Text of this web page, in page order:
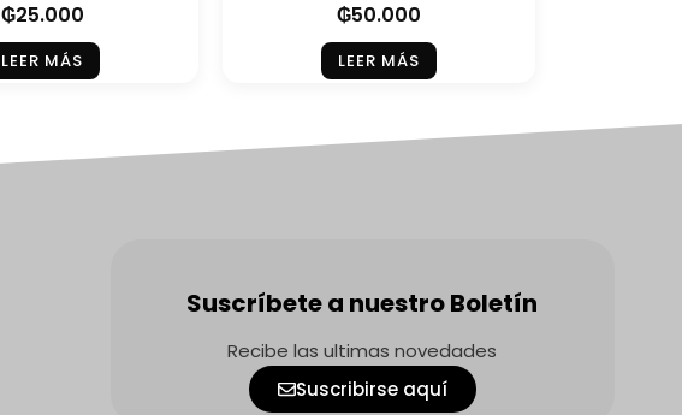
₲25.000
LEER MÁS
₲50.000
LEER MÁS
Suscríbete a nuestro Boletín
Recibe las ultimas novedades
Suscribirse aquí